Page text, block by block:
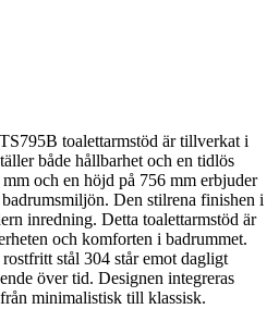
toalettarmstöd är tillverkat i
både hållbarhet och en tidlös
och en höjd på 756 mm erbjuder
Den stilrena finishen i
inredning. Detta toalettarmstöd är
och komforten i badrummet.
stål 304 står emot dagligt
över tid. Designen integreras
minimalistisk till klassisk.